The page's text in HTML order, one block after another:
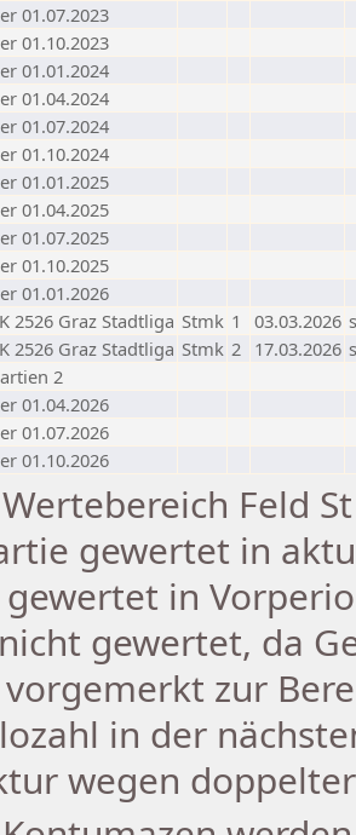
01.07.2023
01.10.2023
01.01.2024
01.04.2024
01.07.2024
01.10.2024
01.01.2025
01.04.2025
01.07.2025
01.10.2025
01.01.2026
2526 Graz Stadtliga Stmk 1 03.03.2026 s
2526 Graz Stadtliga Stmk 2 17.03.2026 s
2
01.04.2026
01.07.2026
01.10.2026
Wertebereich Feld
gewertet in
gewertet in
gewertet, da
vorgemerkt zur
in der
wegen